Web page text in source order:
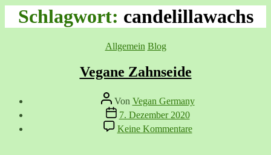
Schlagwort: candelillawachs
Kategorien
Allgemein Blog
Vegane Zahnseide
Beitragsautor
Von Vegan Germany
Veröffentlichungsdatum
7. Dezember 2020
Keine Kommentarezu
Vegane